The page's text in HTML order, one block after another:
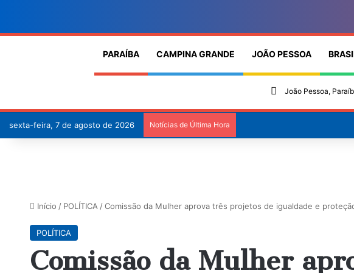
PARAÍBA CAMPINA GRANDE JOÃO PESSOA
João Pessoa,
sexta-feira, 7 de agosto de 2026 Notícias de Última Hora
Início / POLÍTICA / Comissão da Mulher aprova três projetos de igualdade e
POLÍTICA
Comissão da Mulher